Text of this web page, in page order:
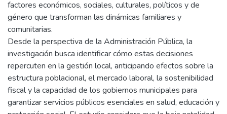
factores económicos, sociales, culturales, políticos y de
género que transforman las dinámicas familiares y
comunitarias.
Desde la perspectiva de la Administración Pública, la
investigación busca identificar cómo estas decisiones
repercuten en la gestión local, anticipando efectos sobre la
estructura poblacional, el mercado laboral, la sostenibilidad
fiscal y la capacidad de los gobiernos municipales para
garantizar servicios públicos esenciales en salud, educación y